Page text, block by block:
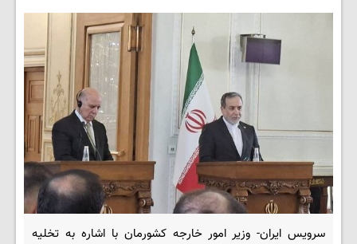
سرویس ایران- وزیر امور خارجه کشورمان با اشاره به تخلیه